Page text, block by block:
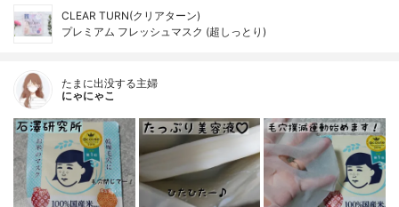
CLEAR TURN(クリアターン)
プレミアム フレッシュマスク (超しっとり)
たまに出没する主婦
にゃにゃこ